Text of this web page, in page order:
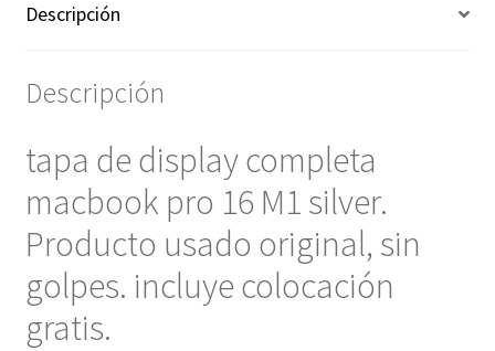
Descripción
Descripción
tapa de display completa
macbook pro 16 M1 silver.
Producto usado original, sin
golpes. incluye colocación
gratis.